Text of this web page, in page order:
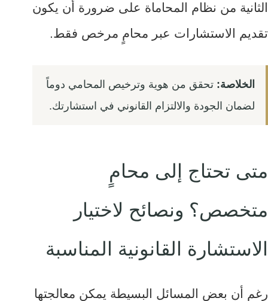
الثانية من نظام المحاماة على ضرورة أن يكون
تقديم الاستشارات عبر محامٍ مرخص فقط.
الخلاصة: تحقق من هوية وترخيص المحامي دوماً
لضمان الجودة والالتزام القانوني في استشارتك.
متى تحتاج إلى محامٍ
متخصص؟ ونصائح لاختيار
الاستشارة القانونية المناسبة
رغم أن بعض المسائل البسيطة يمكن معالجتها